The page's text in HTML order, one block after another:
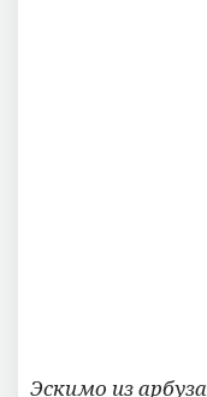
Эскимо из